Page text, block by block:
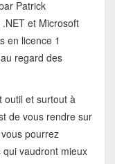
Patrick
et Microsoft
en licence 1
regard des
outil et surtout à
de vous rendre sur
pourrez
vaudront mieux